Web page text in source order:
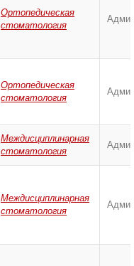
Ортопедическая
стоматология
Ортопедическая
стоматология
Междисциплинарная
стоматология
Междисциплинарная
стоматология